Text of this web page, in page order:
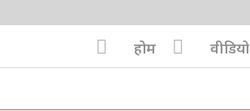
 वीडियो
 होम